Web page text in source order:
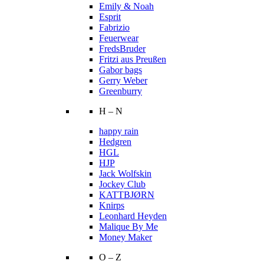
Emily & Noah
Esprit
Fabrizio
Feuerwear
FredsBruder
Fritzi aus Preußen
Gabor bags
Gerry Weber
Greenburry
H – N
happy rain
Hedgren
HGL
HJP
Jack Wolfskin
Jockey Club
KATTBJØRN
Knirps
Leonhard Heyden
Malique By Me
Money Maker
O – Z